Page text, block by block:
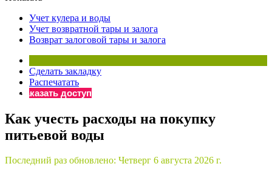
Бератор
«Практическая энциклопедия бухгалтера»
Материалы электронного журнала
«Нормативные акты для бухгалтера»
Материалы электронного журнала
«Практическая бухгалтерия»
Онлайн-сервисы «Учетная политика» и «Алгоритмы для
Просто заполните форму, и мы вышлем вам на почту
Учет кулера и воды
Учет возвратной тары и залога
Возврат залоговой тары и залога
Сделать закладку
Распечатать
Заказать доступ
Как учесть расходы на покупку
питьевой воды
Последний раз обновлено: Четверг 6 августа 2026 г.